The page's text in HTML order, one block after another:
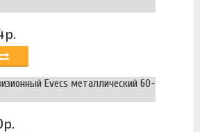
Evecs металлический 60-